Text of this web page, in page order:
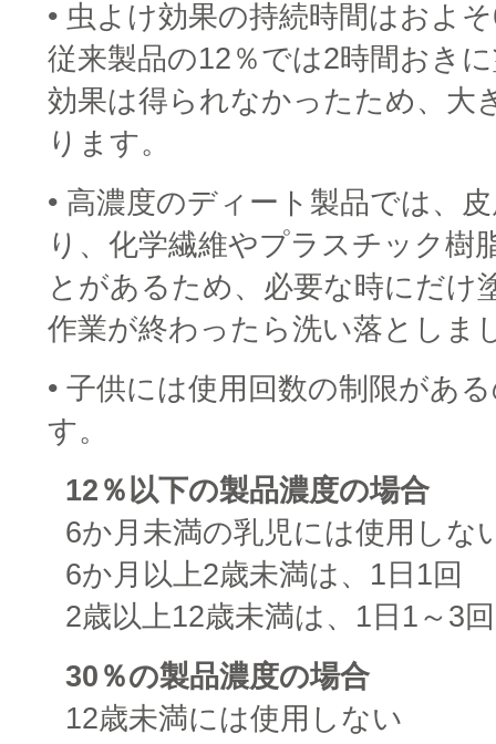
• 虫よけ効果の持続時間はおよ
従来製品の12％では2時間おき
効果は得られなかったため、大
ります。
• 高濃度のディート製品では、
り、化学繊維やプラスチック樹
とがあるため、必要な時にだけ
作業が終わったら洗い落としま
• 子供には使用回数の制限があ
す。
12％以下の製品濃度の場合
6か月未満の乳児には使用しな
6か月以上2歳未満は、1日1回
2歳以上12歳未満は、1日1～3回
30％の製品濃度の場合
12歳未満には使用しない